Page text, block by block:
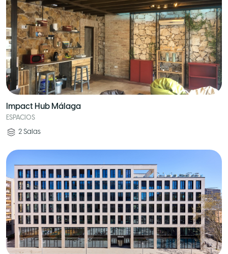
Impact Hub Málaga
ESPACIOS
2 Salas